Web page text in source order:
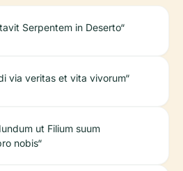
Serpentem in Deserto“
via veritas et vita vivorum“
ut Filium suum
nobis“